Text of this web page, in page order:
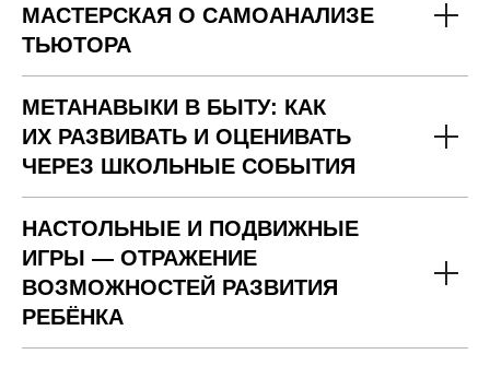
МАСТЕРСКАЯ О САМОАНАЛИЗЕ
ТЬЮТОРА
МЕТАНАВЫКИ В БЫТУ: КАК
ИХ РАЗВИВАТЬ И ОЦЕНИВАТЬ
ЧЕРЕЗ ШКОЛЬНЫЕ СОБЫТИЯ
НАСТОЛЬНЫЕ И ПОДВИЖНЫЕ
ИГРЫ — ОТРАЖЕНИЕ
ВОЗМОЖНОСТЕЙ РАЗВИТИЯ
РЕБЁНКА